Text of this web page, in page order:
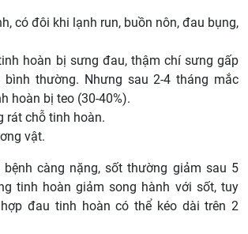
có đôi khi lạnh run, buồn nôn, đau bụng,
hoàn bị sưng đau, thậm chí sưng gấp
thường. Nhưng sau 2-4 tháng mắc
hoàn bị teo (30-40%).
rát chỗ tinh hoàn.
vật.
càng nặng, sốt thường giảm sau 5
tinh hoàn giảm song hành với sốt, tuy
đau tinh hoàn có thể kéo dài trên 2